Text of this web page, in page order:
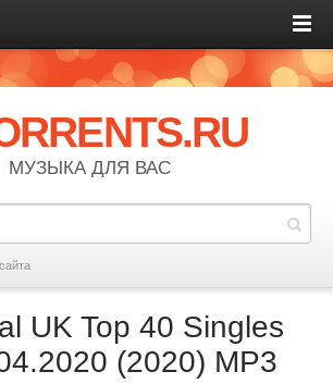
МУЗЫКА ДЛЯ ВАС
UK Top 40 Singles
(2020) MP3